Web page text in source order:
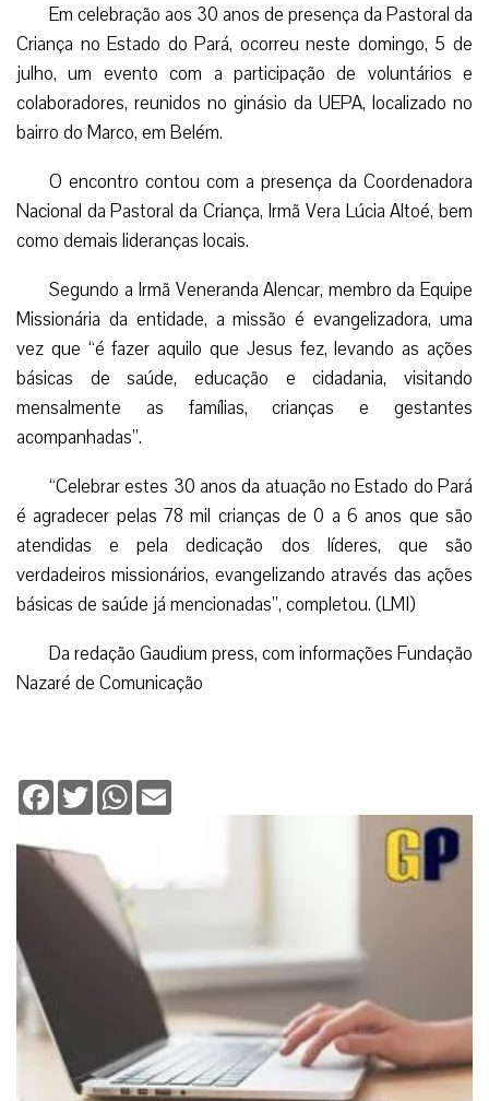
Em celebração aos 30 anos de presença da Pastoral da
Criança no Estado do Pará, ocorreu neste domingo, 5 de
julho, um evento com a participação de voluntários e
colaboradores, reunidos no ginásio da UEPA, localizado no
bairro do Marco, em Belém.
O encontro contou com a presença da Coordenadora
Nacional da Pastoral da Criança, Irmã Vera Lúcia Altoé, bem
como demais lideranças locais.
Segundo a Irmã Veneranda Alencar, membro da Equipe
Missionária da entidade, a missão é evangelizadora, uma
vez que “é fazer aquilo que Jesus fez, levando as ações
básicas de saúde, educação e cidadania, visitando
mensalmente as famílias, crianças e gestantes
acompanhadas”.
“Celebrar estes 30 anos da atuação no Estado do Pará
é agradecer pelas 78 mil crianças de 0 a 6 anos que são
atendidas e pela dedicação dos líderes, que são
verdadeiros missionários, evangelizando através das ações
básicas de saúde já mencionadas”, completou. (LMI)
Da redação Gaudium press, com informações Fundação
Nazaré de Comunicação
Facebook
TwitterWhatsApp